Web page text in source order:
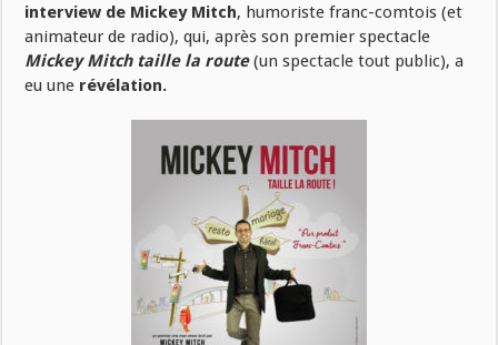
interview de Mickey Mitch, humoriste franc-comtois (et
animateur de radio), qui, après son premier spectacle
Mickey Mitch taille la route(un spectacle tout public), a
eu une révélation.